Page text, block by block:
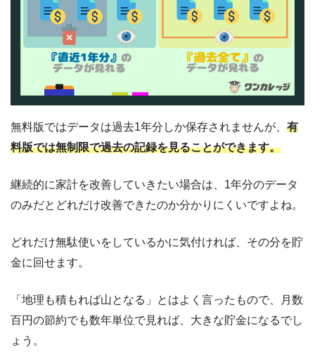
無料版ではデータは過去1年分しか保存されませんが、 有
料版では無制限で過去の記録を見ることができます。
継続的に家計を改善していきたい場合は、1年分のデータ
のみだとどれだけ改善できたのか分かりにくいですよね。
どれだけ無駄使いをしているかに気付ければ、その分を貯
金に回せます。
「地理も積もれば山となる」とはよく言ったもので、月数
百円の節約でも数年単位で見れば、大きな貯金になるでし
ょう。